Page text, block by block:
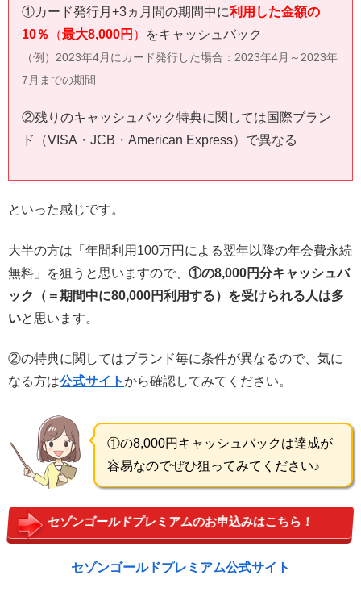
①カード発行月+3ヵ月間の期間中に利用した金額の
10％
（最大8,000円 ） をキャッシュバック
（例）2023年4月にカード発行した場合：2023年4月～2023年
7月までの期間
②残りのキャッシュバック特典に関しては国際ブラン
ド（VISA・JCB・American Express）で異なる
といった感じです。
大半の方は「年間利用100万円による翌年以降の年会費永続
無料」を狙うと思いますので、 ①の8,000円分キャッシュバ
ック（＝期間中に80,000円利用する）を受けられる人は多
いと思います。
②の特典に関してはブランド毎に条件が異なるので、気に
なる方は公式サイトから確認してみてください。
①の8,000円キャッシュバックは達成が
容易なのでぜひ狙ってみてください♪
セゾンゴールドプレミアムのお申込みはこちら！
セゾンゴールドプレミアム公式サイト